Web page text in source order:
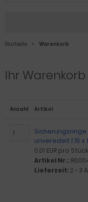
Startseite Warenkorb
Ihr
Anzahl Artikel
Sicherungsringe
unveredelt | 15 x
0,01 EUR pro Stück
Artikel Nr.:
Lieferzeit: 2 - 3